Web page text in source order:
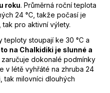
roku. Průměrná roční teplota
24 °C, takže počasí je
pro aktivní výlety.
teploty stoupají ke 30 °C a
na Chalkidiki je slunné a
zaručuje dokonalé podmínky
v létě vyhřáté na zhruba 24
tak milovníci dlouhých